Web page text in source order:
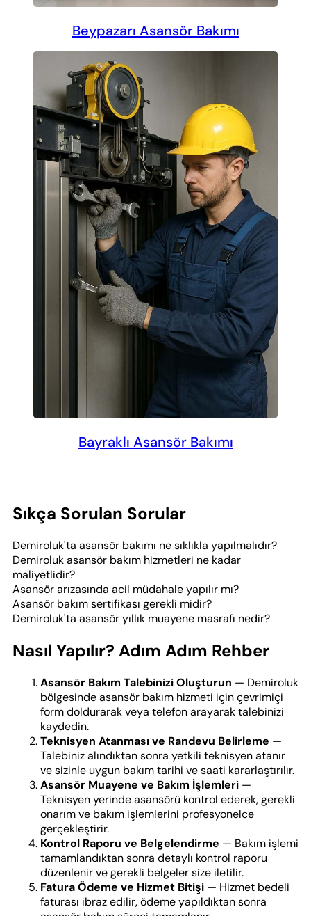
Beypazarı Asansör Bakımı
Bayraklı Asansör Bakımı
Sıkça Sorulan Sorular
Demiroluk'ta asansör bakımı ne sıklıkla yapılmalıdır?
Demiroluk asansör bakım hizmetleri ne kadar
maliyetlidir?
Asansör arızasında acil müdahale yapılır mı?
Asansör bakım sertifikası gerekli midir?
Demiroluk'ta asansör yıllık muayene masrafı nedir?
Nasıl Yapılır? Adım Adım Rehber
Asansör Bakım Talebinizi Oluşturun — Demiroluk
bölgesinde asansör bakım hizmeti için çevrimiçi
form doldurarak veya telefon arayarak talebinizi
kaydedin.
Teknisyen Atanması ve Randevu Belirleme —
Talebiniz alındıktan sonra yetkili teknisyen atanır
ve sizinle uygun bakım tarihi ve saati kararlaştırılır.
Asansör Muayene ve Bakım İşlemleri —
Teknisyen yerinde asansörü kontrol ederek, gerekli
onarım ve bakım işlemlerini profesyonelce
gerçekleştirir.
Kontrol Raporu ve Belgelendirme — Bakım işlemi
tamamlandıktan sonra detaylı kontrol raporu
düzenlenir ve gerekli belgeler size iletilir.
Fatura Ödeme ve Hizmet Bitişi — Hizmet bedeli
faturası ibraz edilir, ödeme yapıldıktan sonra